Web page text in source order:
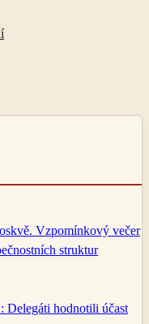
Vzpomínkový večer
struktur
Delegáti hodnotili účast